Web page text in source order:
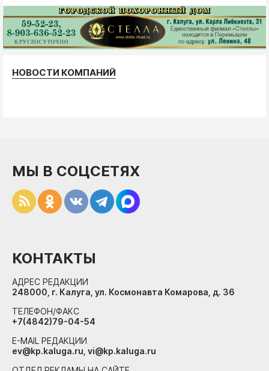
НОВОСТИ КОМПАНИЙ
МЫ В СОЦСЕТЯХ
КОНТАКТЫ
АДРЕС РЕДАКЦИИ
248000, г. Калуга, ул. Космонавта Комарова, д. 36
ТЕЛЕФОН/ФАКС
+7(4842)79-04-54
E-MAIL РЕДАКЦИИ
ev@kp.kaluga.ru, vi@kp.kaluga.ru